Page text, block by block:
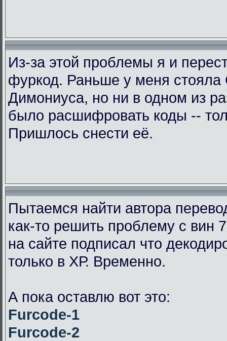
Из-за этой проблемы я и
фуркод. Раньше у меня стояла
Димониуса, но ни в одном из
было расшифровать коды --
Пришлось снести её.
Пытаемся найти автора
как-то решить проблему с вин
на сайте подписал что
только в ХР. Временно.
А пока оставлю вот это:
Furcode-1
Furcode-2